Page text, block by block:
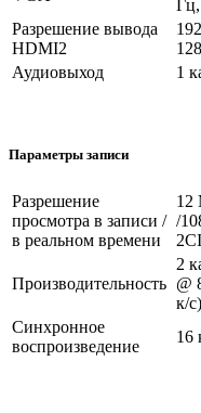
Разрешение вывода
HDMI2
Аудиовыход
1
Параметры записи
Разрешение
просмотра в записи /
в реальном времени
12
/
Производительность
2
@
к/
Синхронное
воспроизведение
16